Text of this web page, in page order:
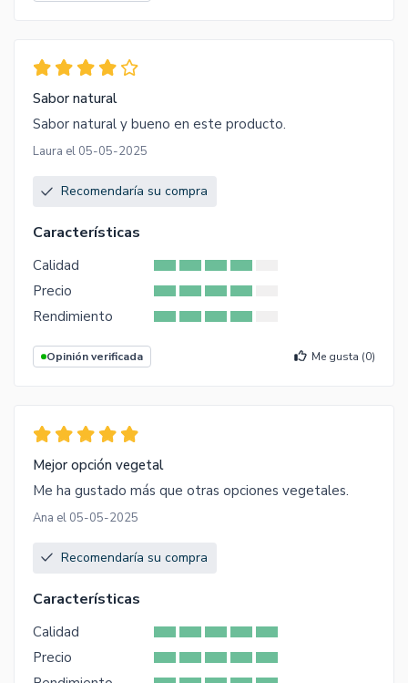
Sabor natural
Sabor natural y bueno en este producto.
Laura el 05-05-2025
Recomendaría su compra
Características
Calidad
Precio
Rendimiento
Opinión verificada Me gusta (0)
Mejor opción vegetal
Me ha gustado más que otras opciones vegetales.
Ana el 05-05-2025
Recomendaría su compra
Características
Calidad
Precio